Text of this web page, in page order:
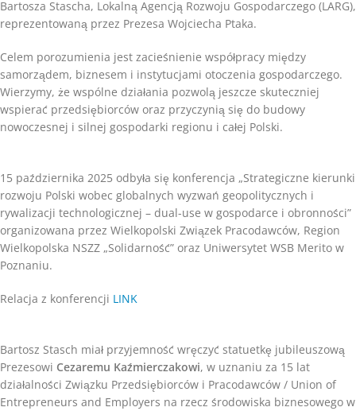
Bartosza Stascha, Lokalną Agencją Rozwoju Gospodarczego (LARG),
reprezentowaną przez Prezesa Wojciecha Ptaka.
Celem porozumienia jest zacieśnienie współpracy między
samorządem, biznesem i instytucjami otoczenia gospodarczego.
Wierzymy, że wspólne działania pozwolą jeszcze skuteczniej
wspierać przedsiębiorców oraz przyczynią się do budowy
nowoczesnej i silnej gospodarki regionu i całej Polski.
15 października 2025 odbyła się konferencja „Strategiczne kierunki
rozwoju Polski wobec globalnych wyzwań geopolitycznych i
rywalizacji technologicznej – dual-use w gospodarce i obronności”
organizowana przez Wielkopolski Związek Pracodawców, Region
Wielkopolska NSZZ „Solidarność” oraz Uniwersytet WSB Merito w
Poznaniu.
Relacja z konferencji LINK
Bartosz Stasch miał przyjemność wręczyć statuetkę jubileuszową
Prezesowi Cezaremu Kaźmierczakowi, w uznaniu za 15 lat
działalności Związku Przedsiębiorców i Pracodawców / Union of
Entrepreneurs and Employers na rzecz środowiska biznesowego w